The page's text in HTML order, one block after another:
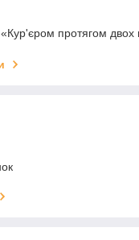
протягом двох